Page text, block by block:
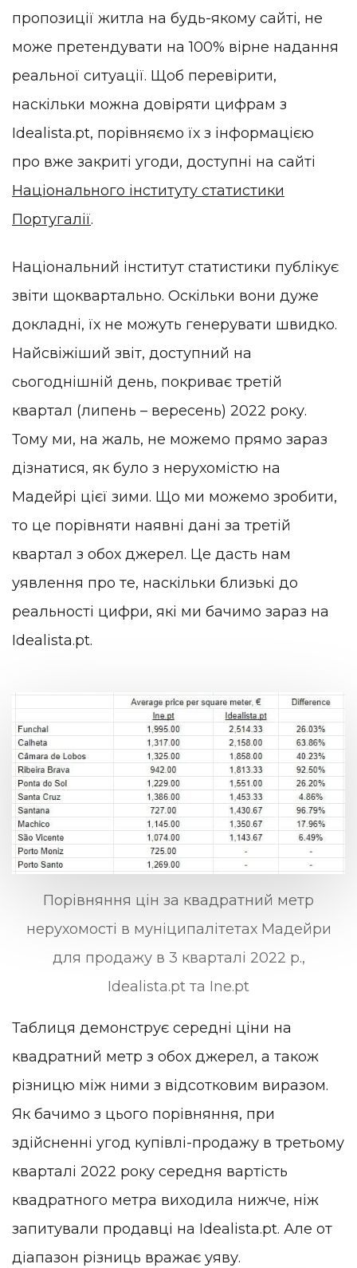
пропозиції житла на будь-якому сайті, не
може претендувати на 100% вірне надання
реальної ситуації. Щоб перевірити,
наскільки можна довіряти цифрам з
Idealista.pt, порівняємо їх з інформацією
про вже закриті угоди, доступні на сайті
Національного інституту статистики
Португалії.
Національний інститут статистики публікує
звіти щоквартально. Оскільки вони дуже
докладні, їх не можуть генерувати швидко.
Найсвіжіший звіт, доступний на
сьогоднішній день, покриває третій
квартал (липень – вересень) 2022 року.
Тому ми, на жаль, не можемо прямо зараз
дізнатися, як було з нерухомістю на
Мадейрі цієї зими. Що ми можемо зробити,
то це порівняти наявні дані за третій
квартал з обох джерел. Це дасть нам
уявлення про те, наскільки близькі до
реальності цифри, які ми бачимо зараз на
Idealista.pt.
Порівняння цін за квадратний метр
нерухомості в муніципалітетах Мадейри
для продажу в 3 кварталі 2022 р.,
Idealista.pt та Ine.pt
Таблиця демонструє середні ціни на
квадратний метр з обох джерел, а також
різницю між ними з відсотковим виразом.
Як бачимо з цього порівняння, при
здійсненні угод купівлі-продажу в третьому
кварталі 2022 року середня вартість
квадратного метра виходила нижче, ніж
запитували продавці на Idealista.pt. Але от
діапазон різниць вражає уяву.